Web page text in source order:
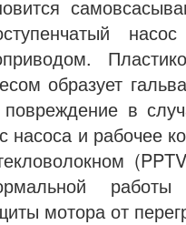
насос
образует
в
насоса и рабочее
работы
мотора от